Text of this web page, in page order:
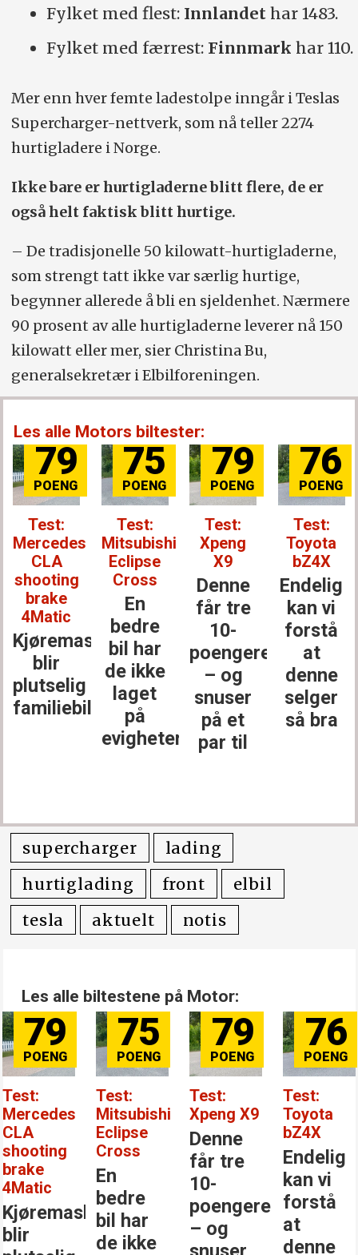
Fylket med flest: Innlandethar 1483.
Fylket med færrest: Finnmark har 110.
Mer enn hver femte ladestolpe inngår i Teslas
Supercharger-nettverk, som nå teller 2274
hurtigladere i Norge.
Ikke bare er hurtigladerne blitt flere, de er
også helt faktisk blitt hurtige.
– De tradisjonelle 50 kilowatt-hurtigladerne,
som strengt tatt ikke var særlig hurtige,
begynner allerede å bli en sjeldenhet. Nærmere
90 prosent av alle hurtigladerne leverer nå 150
kilowatt eller mer, sier Christina Bu,
generalsekretær i Elbilforeningen.
Les alle Motors biltester:
79
Test:
Mercedes
CLA
shooting
brake
4Matic
Kjøremaskinen
blir
plutselig
familiebil
75
Test:
Mitsubishi
Eclipse
Cross
En
bedre
bil har
de ikke
laget
på
evigheter
79
Test:
Xpeng
X9
Denne
får tre
10-
poengere
– og
snuser
på et
par til
76
Test:
Toyota
bZ4X
Endelig
kan vi
forstå
at
denne
selger
så bra
supercharger
lading
hurtiglading
front
elbil
tesla
aktuelt notis
Les alle biltestene på Motor:
79
Test:
Mercedes
CLA
shooting
brake
4Matic
Kjøremaskinen
blir
75
Test:
Mitsubishi
Eclipse
Cross
En
bedre
bil har
de ikke
79
Test:
Xpeng X9
Denne
får tre
10-
poengere
– og
76
Test:
Toyota
bZ4X
Endelig
kan vi
forstå
at
denne